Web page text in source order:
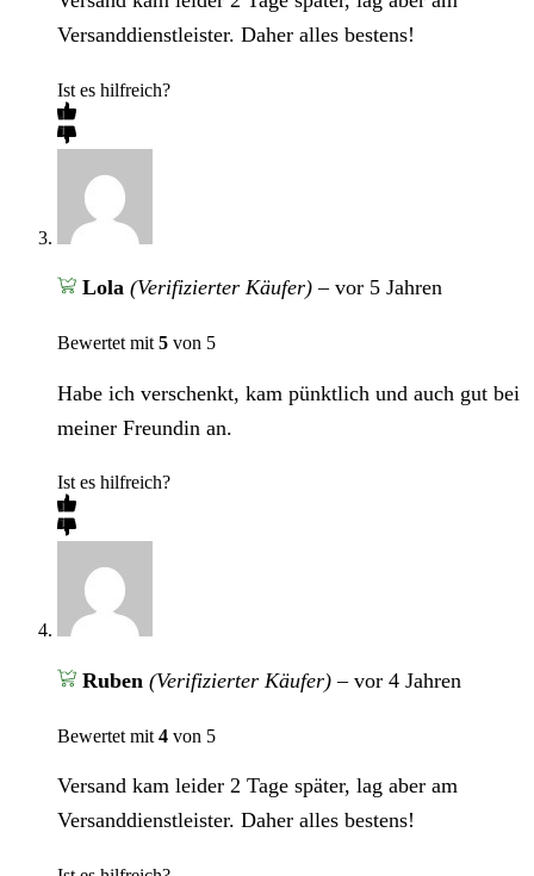
Versanddienstleister. Daher alles bestens!
Ist es hilfreich?
Lola (Verifizierter Käufer) – vor 5 Jahren
Bewertet mit 5 von 5
Habe ich verschenkt, kam pünktlich und auch gut bei
meiner Freundin an.
Ist es hilfreich?
Ruben (Verifizierter Käufer) – vor 4 Jahren
Bewertet mit 4 von 5
Versand kam leider 2 Tage später, lag aber am
Versanddienstleister. Daher alles bestens!